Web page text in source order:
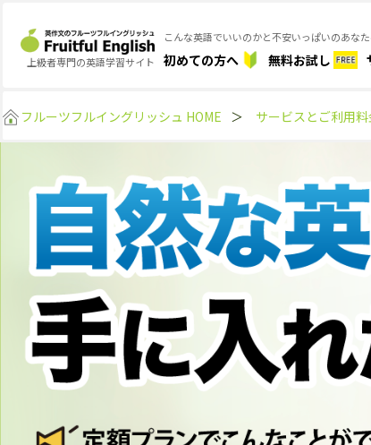
上級者専門の英語学習サイト
こんな英語でいいのかと不安いっぱいのあな
初めての方へ
無料お試し
フルーツフルイングリッシュ HOME ＞ サービスとご利用料